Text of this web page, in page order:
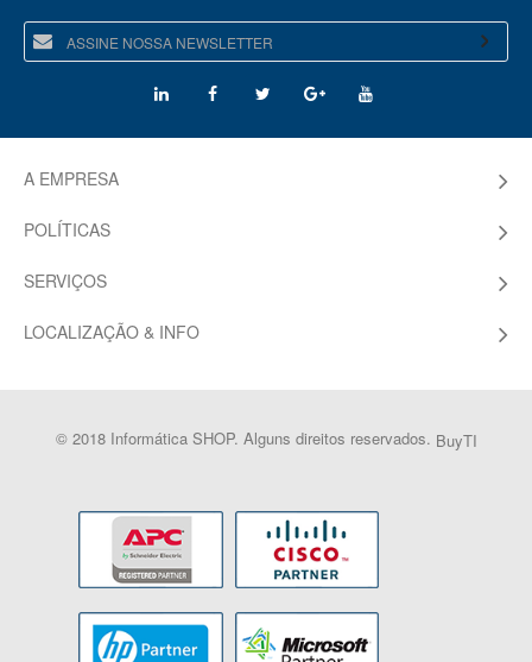
A EMPRESA
POLÍTICAS
SERVIÇOS
LOCALIZAÇÃO & INFO
© 2018 Informática SHOP. Alguns direitos reservados. BuyTI